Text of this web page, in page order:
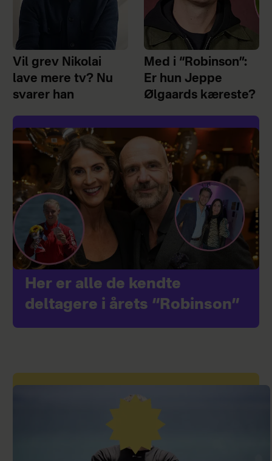
Vil grev Nikolai
lave mere tv? Nu
svarer han
Med i “Robinson”:
Er hun Jeppe
Ølgaards kæreste?
Her er alle de kendte
deltagere i årets “Robinson”